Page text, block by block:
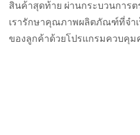
สินค้าสุดท้าย ผ่านกระบวนการต
เรารักษาคุณภาพผลิตภัณฑ์ที่จำ
ของลูกค้าด้วยโปรแกรมควบคุ